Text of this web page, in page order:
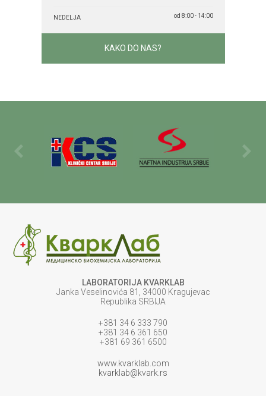
NEDELJA od 8:00 - 14:00
KAKO DO NAS?
LABORATORIJA KVARKLAB
Janka Veselinovića 81, 34000 Kragujevac
Republika SRBIJA
+381 34 6 333 790
+381 34 6 361 650
+381 69 361 6500
www.kvarklab.com
kvarklab@kvark.rs